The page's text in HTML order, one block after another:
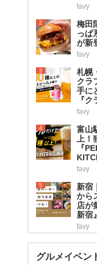
favy
2
梅田
っぱ
が新
favy
3
札幌
クラ
手に
『
favy
4
富山
上
『
favy
5
新宿
から
店が
新宿』
favy
グルメイベン